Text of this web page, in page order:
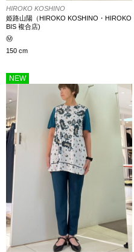
HIROKO KOSHINO
姫路山陽（HIROKO KOSHINO・HIROKO
BIS 複合店)
Ⓜ️
150 cm
NEW